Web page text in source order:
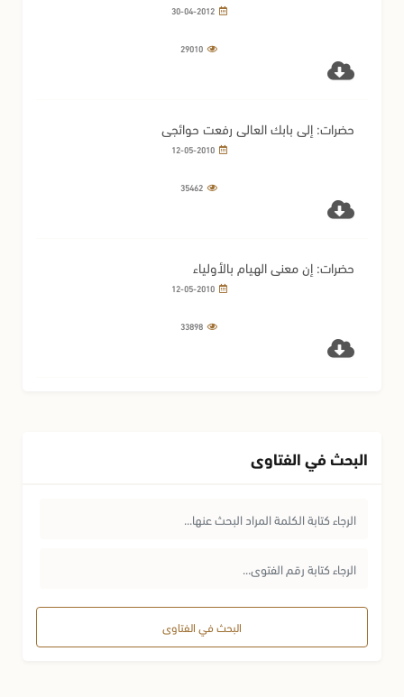
30-04-2012
حضرات: إلى بابك العالي رفعت حوائجي
12-05-2010
حضرات: إن معنى الهيام بالأولياء
12-05-2010
البحث في الفتاوى
البحث في الفتاوى